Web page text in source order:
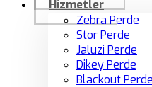
Hizmetler
Zebra Perde
Stor Perde
Jaluzi Perde
Dikey Perde
Blackout Perde